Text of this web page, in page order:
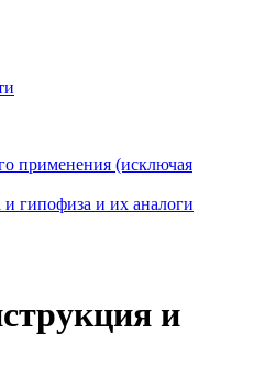
применения (исключая
гипофиза и их аналоги
и